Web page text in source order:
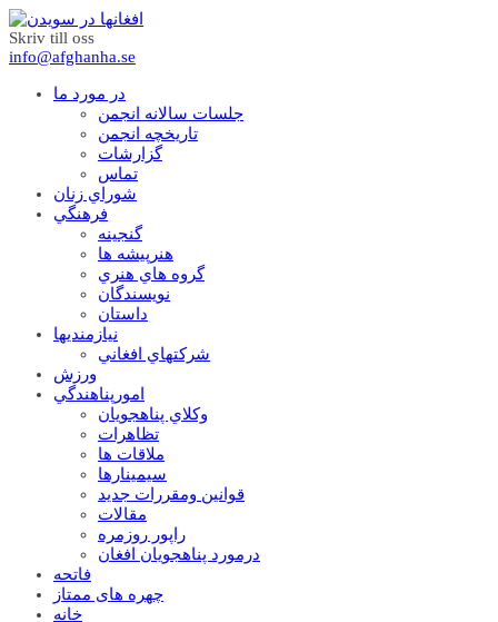
Skriv till oss
info@afghanha.se
در مورد ما
جلسات سالانه انجمن
تاریخچه انجمن
گزارشات
تماس
شوراي زنان
فرهنگي
گنجينه
هنرپيشه ها
گروه هاي هنري
نويسندگان
داستان
نيازمنديها
شرکتهاي افغاني
ورزش
امورپناهندگي
وکلاي پناهجويان
تظاهرات
ملاقات ها
سيمينارها
قوانين ومقررات جديد
مقالات
راپور روزمره
درمورد پناهجويان افغان
فاتحه
چهره های ممتاز
خانه